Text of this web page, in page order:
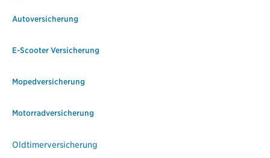
Autoversicherung
E-Scooter Versicherung
Mopedversicherung
Motorradversicherung
Oldtimerversicherung